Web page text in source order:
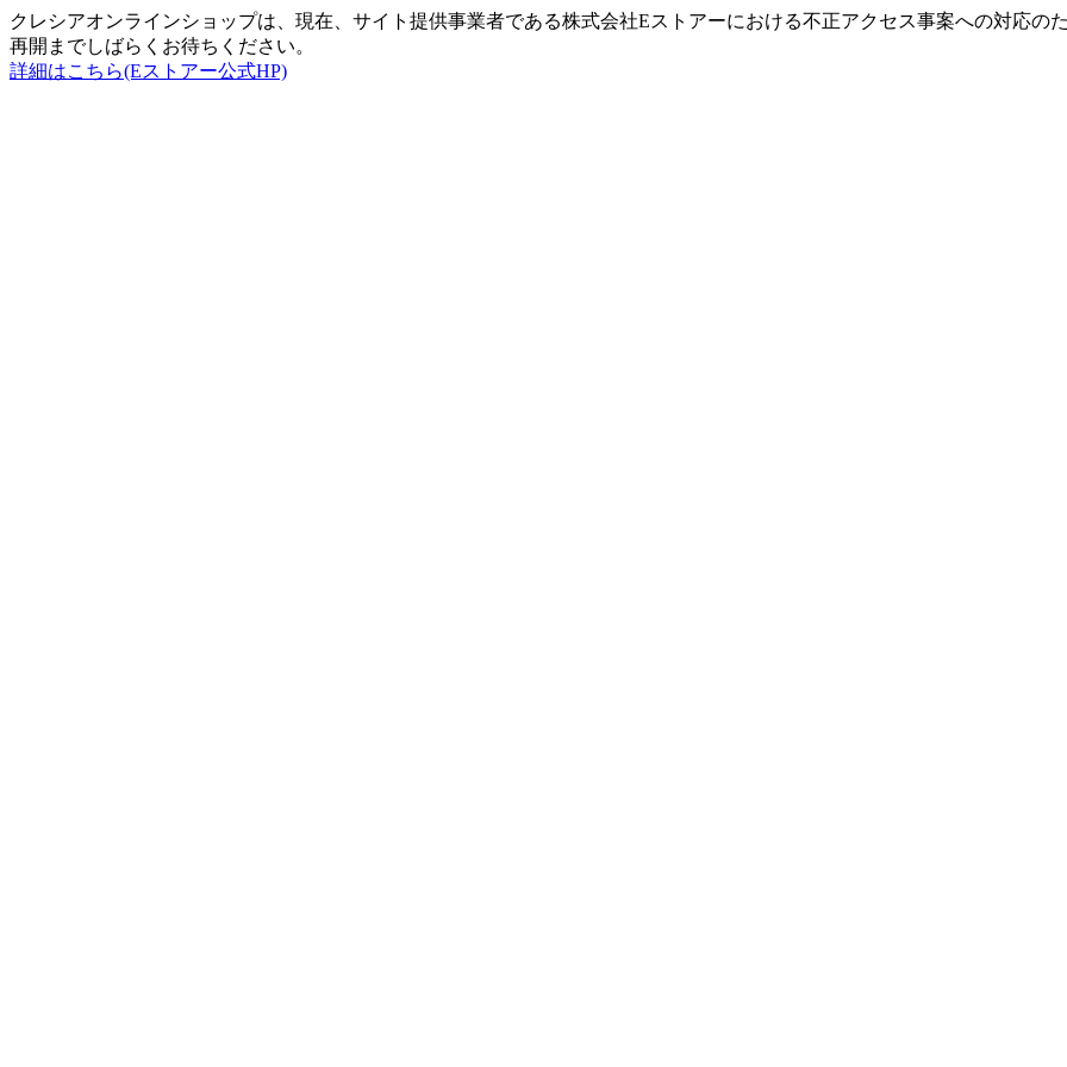
クレシアオンラインショップは、現在、サイト提供事業者である株式会社Eストアーにおける不正アクセス事案への対応の
再開までしばらくお待ちください。
詳細はこちら(Eストアー公式HP)